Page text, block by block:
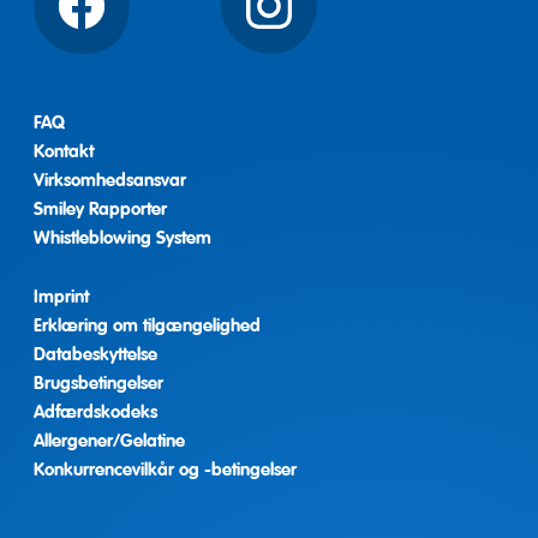
Facebook Instagram
FAQ
Kontakt
Virksomhedsansvar
Smiley Rapporter
Whistleblowing System
Imprint
Erklæring om tilgængelighed
Databeskyttelse
Brugsbetingelser
Adfærdskodeks
Allergener/Gelatine
Konkurrencevilkår og -betingelser